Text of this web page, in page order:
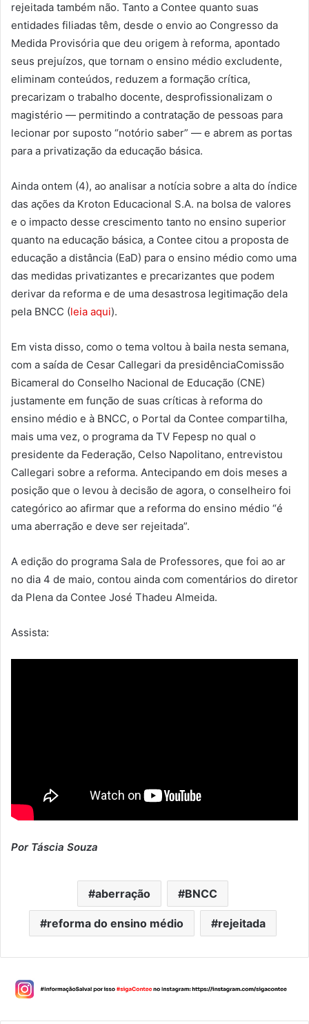
rejeitada também não. Tanto a Contee quanto suas
entidades filiadas têm, desde o envio ao Congresso da
Medida Provisória que deu origem à reforma, apontado
seus prejuízos, que tornam o ensino médio excludente,
eliminam conteúdos, reduzem a formação crítica,
precarizam o trabalho docente, desprofissionalizam o
magistério — permitindo a contratação de pessoas para
lecionar por suposto “notório saber” — e abrem as portas
para a privatização da educação básica.
Ainda ontem (4), ao analisar a notícia sobre a alta do índice
das ações da Kroton Educacional S.A. na bolsa de valores
e o impacto desse crescimento tanto no ensino superior
quanto na educação básica, a Contee citou a proposta de
educação a distância (EaD) para o ensino médio como uma
das medidas privatizantes e precarizantes que podem
derivar da reforma e de uma desastrosa legitimação dela
pela BNCC (leia aqui).
Em vista disso, como o tema voltou à baila nesta semana,
com a saída de Cesar Callegari da presidênciaComissão
Bicameral do Conselho Nacional de Educação (CNE)
justamente em função de suas críticas à reforma do
ensino médio e à BNCC, o Portal da Contee compartilha,
mais uma vez, o programa da TV Fepesp no qual o
presidente da Federação, Celso Napolitano, entrevistou
Callegari sobre a reforma. Antecipando em dois meses a
posição que o levou à decisão de agora, o conselheiro foi
categórico ao afirmar que a reforma do ensino médio “é
uma aberração e deve ser rejeitada”.
A edição do programa Sala de Professores, que foi ao ar
no dia 4 de maio, contou ainda com comentários do diretor
da Plena da Contee José Thadeu Almeida.
Assista:
Por Táscia Souza
aberração BNCC
reforma do ensino médio rejeitada